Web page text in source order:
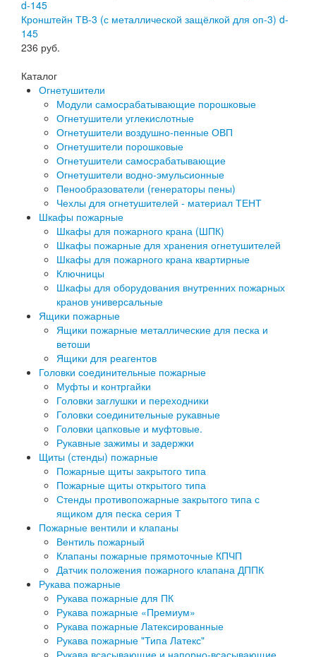
Кронштейн ТВ-3 (с металлической защёлкой для оп-3) d-
145
236 руб.
Каталог
Огнетушители
Модули самосрабатывающие порошковые
Огнетушители углекислотные
Огнетушители воздушно-пенные ОВП
Огнетушители порошковые
Огнетушители самосрабатывающие
Огнетушители водно-эмульсионные
Пенообразователи (генераторы пены)
Чехлы для огнетушителей - материал ТЕНТ
Шкафы пожарные
Шкафы для пожарного крана (ШПК)
Шкафы пожарные для хранения огнетушителей
Шкафы для пожарного крана квартирные
Ключницы
Шкафы для оборудования внутренних пожарных
кранов универсальные
Ящики пожарные
Ящики пожарные металлические для песка и
ветоши
Ящики для реагентов
Головки соединительные пожарные
Муфты и контргайки
Головки заглушки и переходники
Головки соединительные рукавные
Головки цапковые и муфтовые.
Рукавные зажимы и задержки
Щиты (стенды) пожарные
Пожарные щиты закрытого типа
Пожарные щиты открытого типа
Стенды противопожарные закрытого типа с
ящиком для песка серия Т
Пожарные вентили и клапаны
Вентиль пожарный
Клапаны пожарные прямоточные КПЧП
Датчик положения пожарного клапана ДППК
Рукава пожарные
Рукава пожарные для ПК
Рукава пожарные «Премиум»
Рукава пожарные Латексированные
Рукава пожарные "Типа Латекс"
Рукава всасывающие и напорно-всасывающие